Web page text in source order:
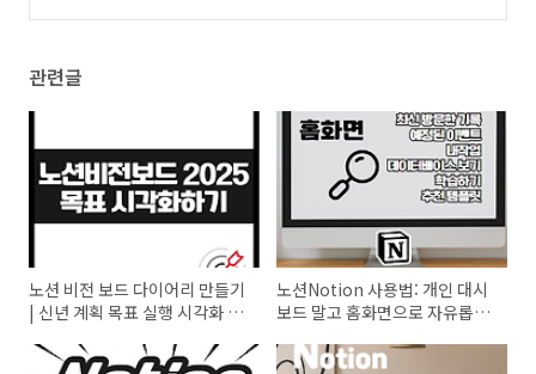
관련글
노션 비전 보드 다이어리 만들기
| 신년 계획 목표 실행 시각화 템
노션Notion 사용법: 개인 대시
보드 말고 홈화면으로 자유롭게